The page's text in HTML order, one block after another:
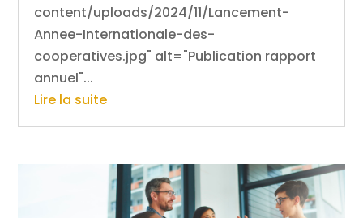
content/uploads/2024/11/Lancement-
Annee-Internationale-des-
cooperatives.jpg" alt="Publication rapport
annuel"...
Lire la suite